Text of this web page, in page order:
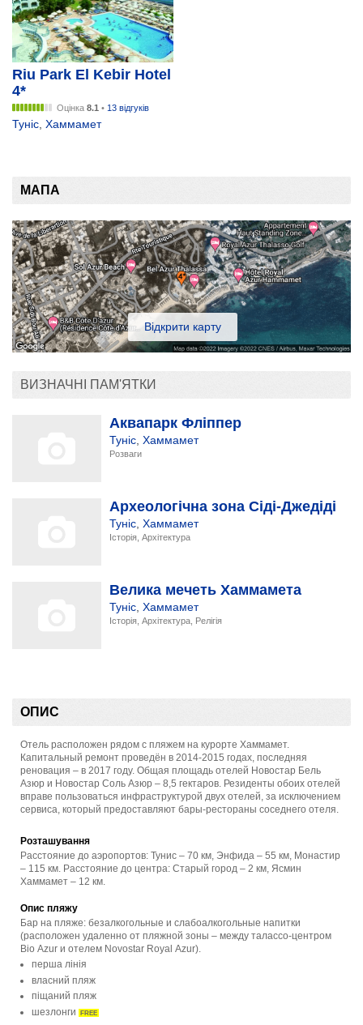
Riu Park El Kebir Hotel
4*
Оцінка 8.1 • 13 відгуків
Туніс Хаммамет
МАПА
Відкрити карту
ВИЗНАЧНІ ПАМ'ЯТКИ
Аквапарк Фліппер
Туніс Хаммамет
Розваги
Археологічна зона Сіді-Джедіді
Туніс Хаммамет
Історія, Архітектура
Велика мечеть Хаммамета
Туніс Хаммамет
Історія, Архітектура, Релігія
ОПИС
Отель расположен рядом с пляжем на курорте Хаммамет.
Капитальный ремонт проведён в 2014-2015 годах, последняя
реновация – в 2017 году. Общая площадь отелей Новостар Бель
Азюр и Новостар Соль Азюр – 8,5 гектаров. Резиденты обоих отелей
вправе пользоваться инфраструктурой двух отелей, за исключением
сервиса, который предоставляют бары-рестораны соседнего отеля.
Розташування
Расстояние до аэропортов: Тунис – 70 км, Энфида – 55 км, Монастир
– 115 км. Расстояние до центра: Старый город – 2 км, Ясмин
Хаммамет – 12 км.
Опис пляжу
Бар на пляже: безалкогольные и слабоалкогольные напитки
(расположен удаленно от пляжной зоны – между талассо-центром
Bio Azur и отелем Novostar Royal Azur).
перша лінія
власний пляж
піщаний пляж
шезлонги FREE